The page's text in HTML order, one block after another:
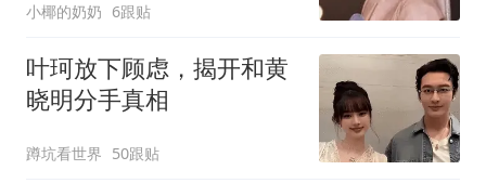
小椰的奶奶 6跟贴
叶珂放下顾虑，揭开和黄
晓明分手真相
蹲坑看世界 50跟贴